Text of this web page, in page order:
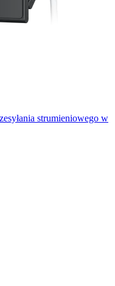
strumieniowego w